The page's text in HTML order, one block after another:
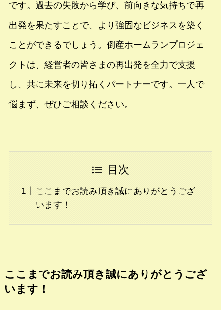
です。過去の失敗から学び、前向きな気持ちで再
出発を果たすことで、より強固なビジネスを築く
ことができるでしょう。倒産ホームランプロジェ
クトは、経営者の皆さまの再出発を全力で支援
し、共に未来を切り拓くパートナーです。一人で
悩まず、ぜひご相談ください。
目次
ここまでお読み頂き誠にありがとうござ
います！
ここまでお読み頂き誠にありがとうござ
います！